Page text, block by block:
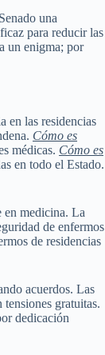
una
para reducir las
un enigma; por
en las residencias
Cómo es
médicas. Cómo es
en todo el Estado.
en medicina. La
de enfermos
de residencias
acuerdos. Las
gratuitas.
dedicación